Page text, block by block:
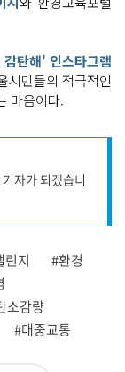
탄해' 인스타그램
시민들의 적극적인
마음이다.
자가 되겠습니
린지
#환경
소감량
#대중교통